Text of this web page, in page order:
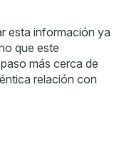
esta información ya
que este
más cerca de
relación con